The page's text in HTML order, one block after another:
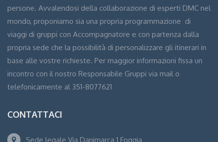
persone. Avvalendosi della collaborazione di esperti DMC nel
mondo, proponiamo sia una propria programmazione di
viaggi di gruppi con Accompagnatore e con partenza dalla
propria sede che la possibilità di personalizzare gli itinerari in
base alle vostre richieste. Per maggior informazioni fissa un
incontro con il nostro Responsabile Gruppi via mail o
telefonicamente al 351-8077621
CONTATTACI
Sede legale Via Danimarca 1 Foggia